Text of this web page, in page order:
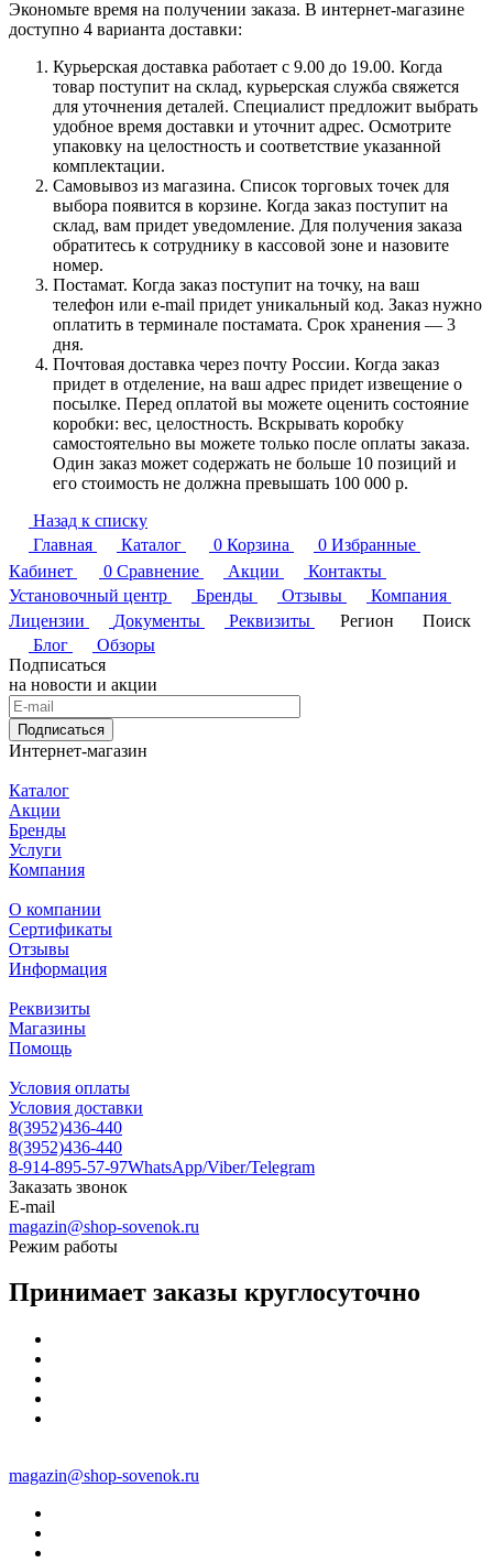
Экономьте время на получении заказа. В интернет-магазине
доступно 4 варианта доставки:
Курьерская доставка работает с 9.00 до 19.00. Когда
товар поступит на склад, курьерская служба свяжется
для уточнения деталей. Специалист предложит выбрать
удобное время доставки и уточнит адрес. Осмотрите
упаковку на целостность и соответствие указанной
комплектации.
Самовывоз из магазина. Список торговых точек для
выбора появится в корзине. Когда заказ поступит на
склад, вам придет уведомление. Для получения заказа
обратитесь к сотруднику в кассовой зоне и назовите
номер.
Постамат. Когда заказ поступит на точку, на ваш
телефон или e-mail придет уникальный код. Заказ нужно
оплатить в терминале постамата. Срок хранения — 3
дня.
Почтовая доставка через почту России. Когда заказ
придет в отделение, на ваш адрес придет извещение о
посылке. Перед оплатой вы можете оценить состояние
коробки: вес, целостность. Вскрывать коробку
самостоятельно вы можете только после оплаты заказа.
Один заказ может содержать не больше 10 позиций и
его стоимость не должна превышать 100 000 р.
Назад к списку
Главная
Каталог 0 Корзина 0 Избранные
Кабинет
0 Сравнение Акции
Контакты
Установочный центр
Бренды Отзывы
Компания
Лицензии
Документы Реквизиты Регион
Поиск
Блог
Обзоры
Подписаться
на новости и акции
Подписаться
Интернет-магазин
Каталог
Акции
Бренды
Услуги
Компания
О компании
Сертификаты
Отзывы
Информация
Реквизиты
Магазины
Помощь
Условия оплаты
Условия доставки
8(3952)436-440
8(3952)436-440
8-914-895-57-97WhatsApp/Viber/Telegram
Заказать звонок
E-mail
magazin@shop-sovenok.ru
Режим работы
Принимает заказы круглосуточно
magazin@shop-sovenok.ru